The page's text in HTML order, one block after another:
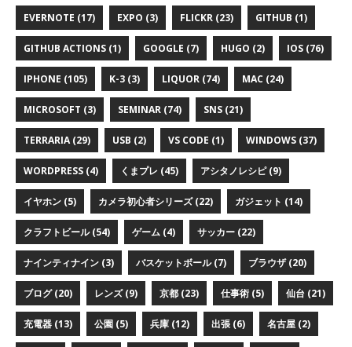
EVERNOTE (17) EXPO (3) FLICKR (23) GITHUB (1)
GITHUB ACTIONS (1) GOOGLE (7) HUGO (2) IOS (76)
IPHONE (105) K-3 (3) LIQUOR (74) MAC (24)
MICROSOFT (3) SEMINAR (74) SNS (21)
TERRARIA (29) USB (2) VS CODE (1) WINDOWS (37)
WORDPRESS (4) くまプレ (45) アシタノレシピ (9)
イヤホン (5) カメラ初心者シリーズ (22) ガジェット (14)
クラフトビール (54) ゲーム (4) サッカー (22)
ナインティナイン (3) バスケットボール (7) ブラウザ (20)
ブログ (20) レンズ (9) 京都 (23) 仕事術 (5) 仙台 (21)
充電器 (13) 公園 (5) 兵庫 (12) 出張 (6) 名古屋 (2)